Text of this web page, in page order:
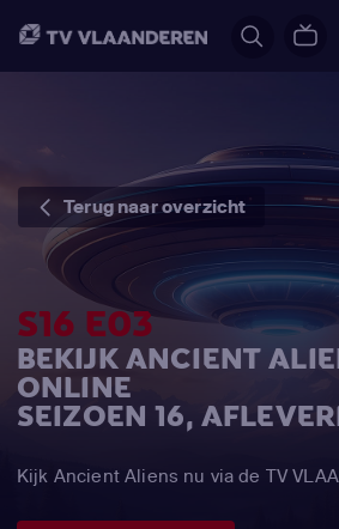
Terug naar overzicht
S16 E03
BEKIJK ANCIENT
ONLINE
SEIZOEN 16,
Kijk Ancient Aliens nu via de TV